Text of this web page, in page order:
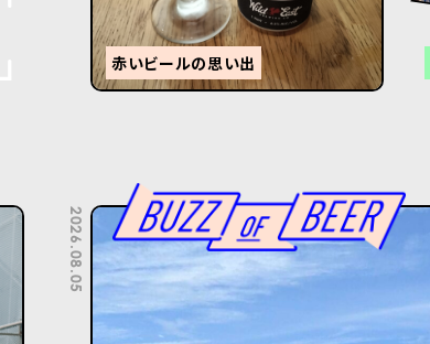
赤いビールの思い出
2026.08.05